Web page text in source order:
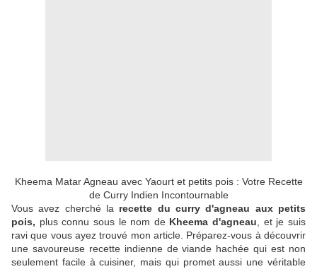
Kheema Matar Agneau avec Yaourt et petits pois : Votre Recette
de Curry Indien Incontournable
Vous avez cherché la recette du curry d'agneau aux petits
pois, plus connu sous le nom de Kheema d'agneau , et je suis
ravi que vous ayez trouvé mon article. Préparez-vous à découvrir
une savoureuse recette indienne de viande hachée qui est non
seulement facile à cuisiner, mais qui promet aussi une véritable